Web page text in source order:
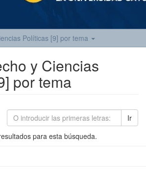
Políticas [9] por tema
y Ciencias
por tema
Ir
para esta búsqueda.